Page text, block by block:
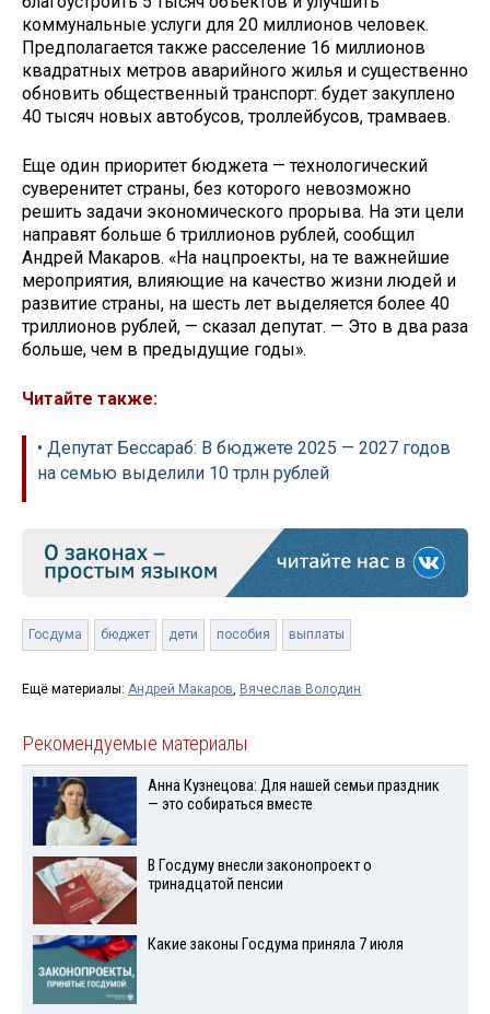
коммунальные услуги для 20 миллионов человек.
Предполагается также расселение 16 миллионов
квадратных метров аварийного жилья и существенно
обновить общественный транспорт: будет закуплено
40 тысяч новых автобусов, троллейбусов, трамваев.
Еще один приоритет бюджета — технологический
суверенитет страны, без которого невозможно
решить задачи экономического прорыва. На эти цели
направят больше 6 триллионов рублей, сообщил
Андрей Макаров. «На нацпроекты, на те важнейшие
мероприятия, влияющие на качество жизни людей и
развитие страны, на шесть лет выделяется более 40
триллионов рублей, — сказал депутат. — Это в два раза
больше, чем в предыдущие годы».
Читайте также:
• Депутат Бессараб: В бюджете 2025 — 2027 годов
на семью выделили 10 трлн рублей
Госдума бюджет дети пособия выплаты
Ещё материалы: Андрей Макаров Вячеслав Володин
Рекомендуемые материалы
Анна Кузнецова: Для нашей семьи праздник
— это собираться вместе
В Госдуму внесли законопроект о
тринадцатой пенсии
Какие законы Госдума приняла 7 июля